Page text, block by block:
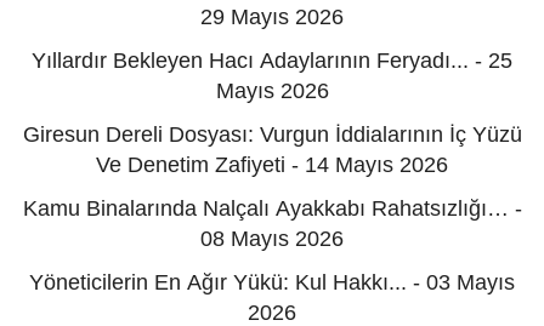
29 Mayıs 2026
Yıllardır Bekleyen Hacı Adaylarının Feryadı... - 25
Mayıs 2026
Giresun Dereli Dosyası: Vurgun İddialarının İç Yüzü
Ve Denetim Zafiyeti - 14 Mayıs 2026
Kamu Binalarında Nalçalı Ayakkabı Rahatsızlığı… -
08 Mayıs 2026
Yöneticilerin En Ağır Yükü: Kul Hakkı... - 03 Mayıs
2026